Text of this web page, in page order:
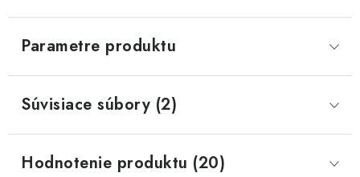
Parametre produktu
Súvisiace súbory (2)
Hodnotenie produktu (20)